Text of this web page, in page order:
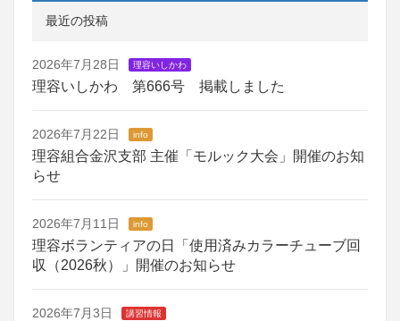
最近の投稿
2026年7月28日 理容いしかわ
理容いしかわ 第666号 掲載しました
2026年7月22日 info
理容組合金沢支部 主催「モルック大会」開催のお知
らせ
2026年7月11日 info
理容ボランティアの日「使用済みカラーチューブ回
収（2026秋）」開催のお知らせ
2026年7月3日 講習情報